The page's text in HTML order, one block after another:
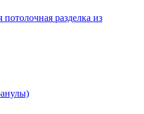
разделка из